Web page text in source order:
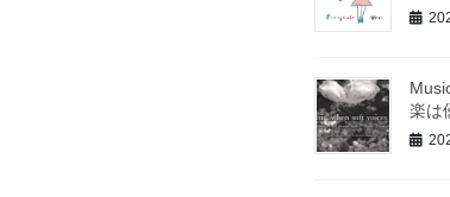
楽は